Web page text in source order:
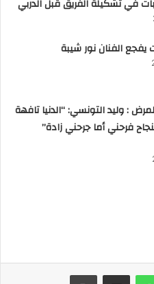
في تشكيلة الفريق قبل الدربي
يفجع الفنان نور شيبة
: وليد التونسي: “الدنيا تافهة
فرحني أما جرحني زادة”
واتساب